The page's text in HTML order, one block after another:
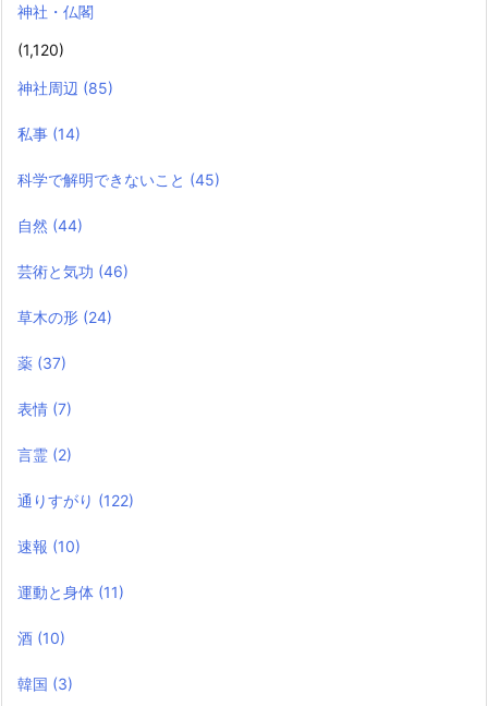
神社・仏閣
(1,120)
神社周辺 (85)
私事 (14)
科学で解明できないこと (45)
自然 (44)
芸術と気功 (46)
草木の形 (24)
薬 (37)
表情 (7)
言霊 (2)
通りすがり (122)
速報 (10)
運動と身体 (11)
酒 (10)
韓国 (3)